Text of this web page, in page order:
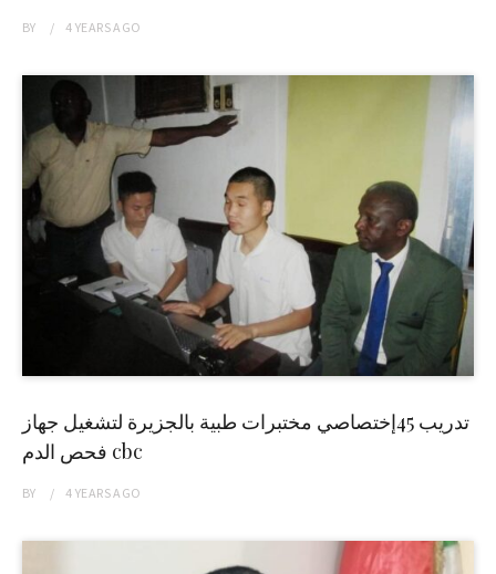
BY 4 YEARSAGO
تدريب 45إختصاصي مختبرات طبية بالجزيرة لتشغيل جهاز
فحص الدم cbc
BY 4 YEARSAGO